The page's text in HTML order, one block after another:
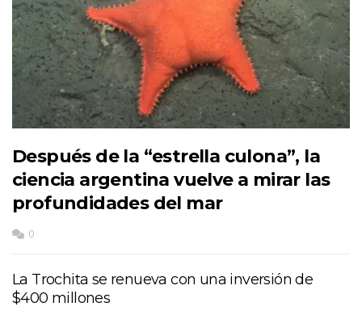
Después de la “estrella culona”, la
ciencia argentina vuelve a mirar las
profundidades del mar
0
La Trochita se renueva con una inversión de
$400 millones